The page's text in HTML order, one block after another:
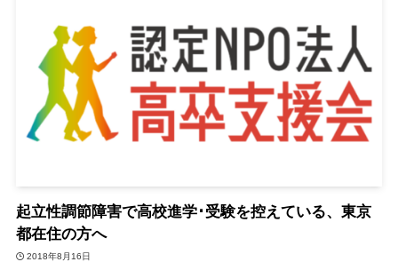
起立性調節障害で高校進学･受験を控えている、東京
都在住の方へ
2018年8月16日